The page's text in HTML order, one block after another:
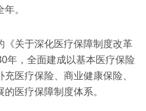
。
《关于深化医疗保障制度改革
年，全面建成以基本医疗保险
医疗保险、商业健康保险、
医疗保障制度体系。